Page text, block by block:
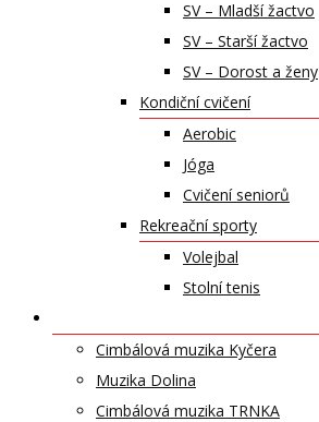
SV – Mladší žactvo
SV – Starší žactvo
SV – Dorost a ženy
Kondiční cvičení
Aerobic
Jóga
Cvičení seniorů
Rekreační sporty
Volejbal
Stolní tenis
Cimbálová muzika Kyčera
Muzika Dolina
Cimbálová muzika TRNKA